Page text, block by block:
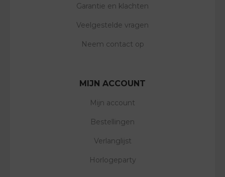
Garantie en klachten
Veelgestelde vragen
Neem contact op
MIJN ACCOUNT
Mijn account
Bestellingen
Verlanglijst
Horlogeparty